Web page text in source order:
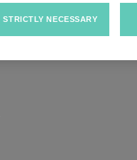
STRICTLY NECESSARY